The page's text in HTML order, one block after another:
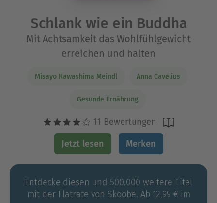
Schlank wie ein Buddha
Mit Achtsamkeit das Wohlfühlgewicht
erreichen und halten
Misayo Kawashima Meindl Anna Cavelius
Gesunde Ernährung
11 Bewertungen
Jetzt lesen Merken
Entdecke diesen und 500.000 weitere Titel
mit der Flatrate von Skoobe. Ab 12,99 € im